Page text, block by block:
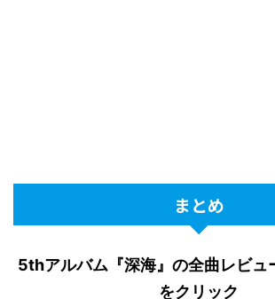
まとめ
5thアルバム『深海』の全曲レビュ
をクリック